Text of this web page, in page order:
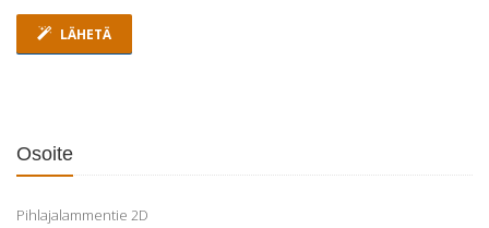
LÄHETÄ
Osoite
Pihlajalammentie 2D